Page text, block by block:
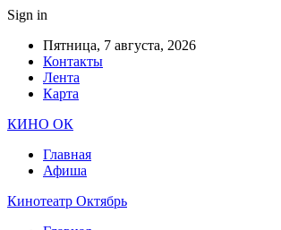
Sign in
Пятница, 7 августа, 2026
Контакты
Лента
Карта
КИНО ОК
Главная
Афиша
Кинотеатр Октябрь